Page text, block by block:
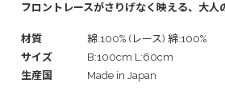
フロントレースがさりげなく映える、大人
材質
綿:100% (レース) 綿:100%
サイズ
B:100cm L:60cm
生産国
Made in Japan